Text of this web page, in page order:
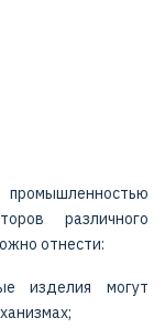
различного
отнести:
изделия могут